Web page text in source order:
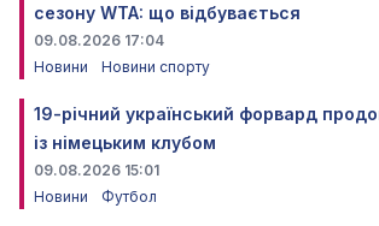
сезону WTA: що відбувається
09.08.2026 17:04
Новини
Новини спорту
19-річний український форвард
із німецьким клубом
09.08.2026 15:01
Новини
Футбол